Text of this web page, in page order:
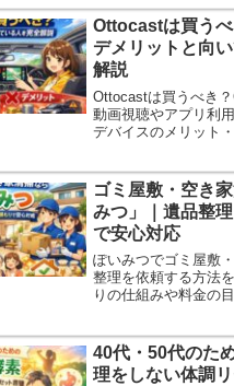
ポイントを紹介しま
Ottocastは買うべ
デメリットと向
解説
Ottocastは買うべき
動画視聴やアプリ利
デバイスのメリット
ゴミ屋敷・空き
みつ」｜遺品整
で安心対応
ぽいみつでゴミ屋敷
整理を依頼する方法
りの仕組みや料金の
40代・50代のた
理をしない体調